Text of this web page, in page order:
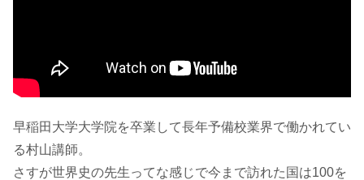
早稲田大学大学院を卒業して長年予備校業界で働かれてい
る村山講師。
さすが世界史の先生ってな感じで今まで訪れた国は100を